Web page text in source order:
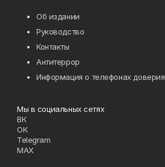
Об издании
Руководство
Контакты
Антитеррор
Информация о телефонах доверия
Мы в социальных сетях
ВК
ОК
Telegram
MAX